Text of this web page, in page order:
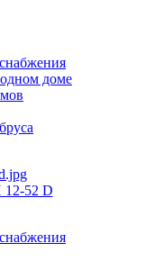
доме
12-52 D